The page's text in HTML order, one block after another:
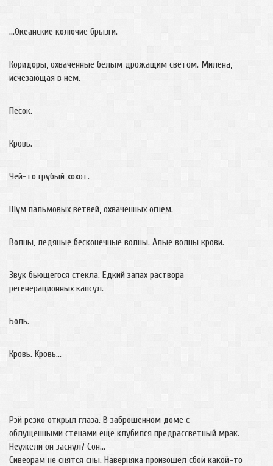
…Океанские колючие брызги.
Коридоры, охваченные белым дрожащим светом. Милена,
исчезающая в нем.
Песок.
Кровь.
Чей-то грубый хохот.
Шум пальмовых ветвей, охваченных огнем.
Волны, ледяные бесконечные волны. Алые волны крови.
Звук бьющегося стекла. Едкий запах раствора
регенерационных капсул.
Боль.
Кровь. Кровь…
Рэй резко открыл глаза. В заброшенном доме с
облущенными стенами еще клубился предрассветный мрак.
Неужели он заснул? Сон…
Сивеорам не снятся сны. Наверняка произошел сбой какой-то